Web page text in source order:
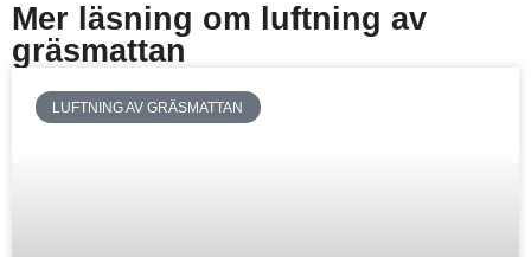
Mer läsning om luftning av
gräsmattan
LUFTNING AV GRÄSMATTAN